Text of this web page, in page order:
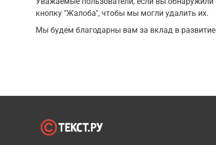
кнопку "Жалоба", чтобы мы могли удалить их.
Мы будем благодарны вам за вклад в развитие